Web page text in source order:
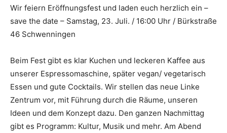
Wir feiern Eröffnungsfest und laden euch herzlich ein –
save the date – Samstag, 23. Juli. / 16:00 Uhr / Bürkstraße
46 Schwenningen
Beim Fest gibt es klar Kuchen und leckeren Kaffee aus
unserer Espressomaschine, später vegan/ vegetarisch
Essen und gute Cocktails. Wir stellen das neue Linke
Zentrum vor, mit Führung durch die Räume, unseren
Ideen und dem Konzept dazu. Den ganzen Nachmittag
gibt es Programm: Kultur, Musik und mehr. Am Abend